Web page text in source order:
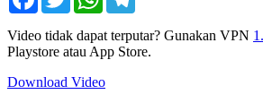
Video tidak dapat terputar? Gunakan VPN
Playstore atau App Store.
Download Video